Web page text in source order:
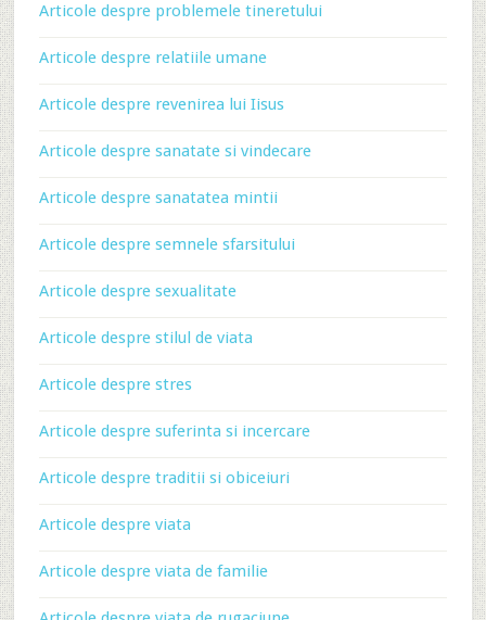
Articole despre problemele tineretului
Articole despre relatiile umane
Articole despre revenirea lui Iisus
Articole despre sanatate si vindecare
Articole despre sanatatea mintii
Articole despre semnele sfarsitului
Articole despre sexualitate
Articole despre stilul de viata
Articole despre stres
Articole despre suferinta si incercare
Articole despre traditii si obiceiuri
Articole despre viata
Articole despre viata de familie